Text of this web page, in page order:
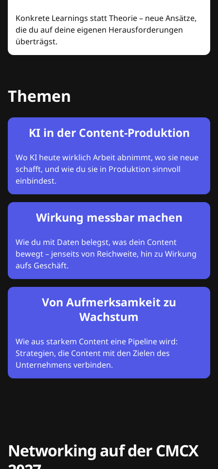
Konkrete Learnings statt Theorie – neue Ansätze,
die du auf deine eigenen Herausforderungen
überträgst.
Themen
KI in der Content-Produktion
Wo KI heute wirklich Arbeit abnimmt, wo sie neue
schafft, und wie du sie in Produktion sinnvoll
einbindest.
Wirkung messbar machen
Wie du mit Daten belegst, was dein Content
bewegt – jenseits von Reichweite, hin zu Wirkung
aufs Geschäft.
Von Aufmerksamkeit zu
Wachstum
Wie aus starkem Content eine Pipeline wird:
Strategien, die Content mit den Zielen des
Unternehmens verbinden.
Networking auf der CMCX